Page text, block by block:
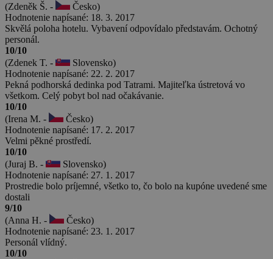
(Zdeněk Š. -
Česko)
Hodnotenie napísané: 18. 3. 2017
Skvělá poloha hotelu. Vybavení odpovídalo představám. Ochotný
personál.
10/10
(Zdenek T. -
Slovensko)
Hodnotenie napísané: 22. 2. 2017
Pekná podhorská dedinka pod Tatrami. Majiteľka ústretová vo
všetkom. Celý pobyt bol nad očakávanie.
10/10
(Irena M. -
Česko)
Hodnotenie napísané: 17. 2. 2017
Velmi pěkné prostředí.
10/10
(Juraj B. -
Slovensko)
Hodnotenie napísané: 27. 1. 2017
Prostredie bolo príjemné, všetko to, čo bolo na kupóne uvedené sme
dostali
9/10
(Anna H. -
Česko)
Hodnotenie napísané: 23. 1. 2017
Personál vlídný.
10/10